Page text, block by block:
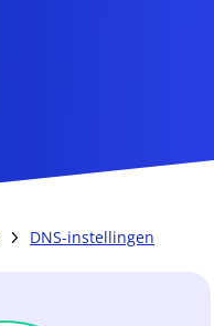
DNS-instellingen